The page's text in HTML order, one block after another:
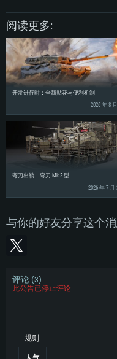
阅读更多:
开发进行时：全新贴花与便利机制
2026 年 8
弯刀出鞘：弯刀 Mk.2 型
2026 年 7 月
与你的好友分享这个消
评论 (3)
此公告已停止评论
规则